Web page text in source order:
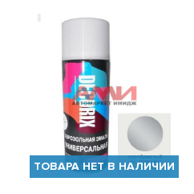
БЫСТРЫЙ ПРОСМОТР
ТОВАРА НЕТ В НАЛИЧИИ